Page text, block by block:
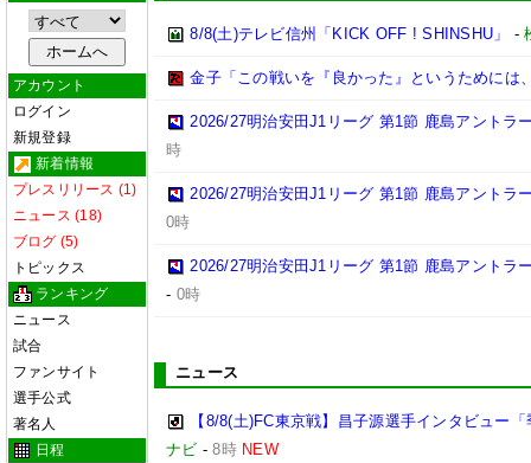
アカウント
ログイン
新規登録
新着情報
プレスリリース (1)
ニュース (18)
ブログ (5)
トピックス
ランキング
ニュース
試合
ファンサイト
選手公式
著名人
日程
8/8(土)テレビ信州「KICK OFF ! SHINSHU」 -
金子「この戦いを『良かった』というためには
2026/27明治安田J1リーグ 第1節 鹿島アントラ
時
2026/27明治安田J1リーグ 第1節 鹿島アントラ
0時
2026/27明治安田J1リーグ 第1節 鹿島アントラ
- 0時
ニュース
【8/8(土)FC東京戦】昌子源選手インタビュー
ナビ -8時 NEW